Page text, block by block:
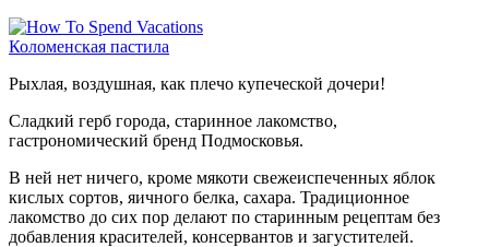
Коломенская пастила
Рыхлая, воздушная, как плечо купеческой дочери!
Сладкий герб города, старинное лакомство,
гастрономический бренд Подмосковья.
В ней нет ничего, кроме мякоти свежеиспеченных яблок
кислых сортов, яичного белка, сахара. Традиционное
лакомство до сих пор делают по старинным рецептам без
добавления красителей, консервантов и загустителей.